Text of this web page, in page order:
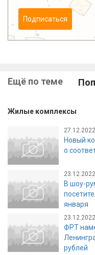
Подписаться
Ещё по теме
Жилые комплексы
Новый
о
В шоу-
января
ФРТ
рублей